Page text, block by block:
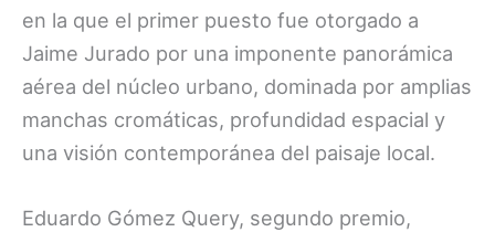
en la que el primer puesto fue otorgado a
Jaime Jurado por una imponente panorámica
aérea del núcleo urbano, dominada por amplias
manchas cromáticas, profundidad espacial y
una visión contemporánea del paisaje local.
Eduardo Gómez Query, segundo premio,